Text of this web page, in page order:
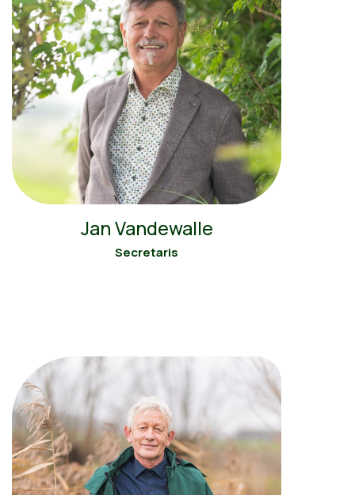
Jan Vandewalle
Secretaris